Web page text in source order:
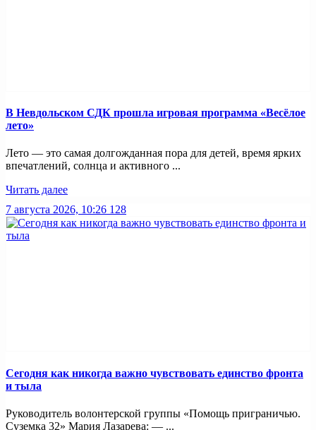
В Невдольском СДК прошла игровая программа «Весёлое
лето»
Лето — это самая долгожданная пора для детей, время ярких
впечатлений, солнца и активного ...
Читать далее
7 августа 2026, 10:26 128
Сегодня как никогда важно чувствовать единство фронта
и тыла
Руководитель волонтерской группы «Помощь приграничью.
Суземка 32» Мария Лазарева: — ...